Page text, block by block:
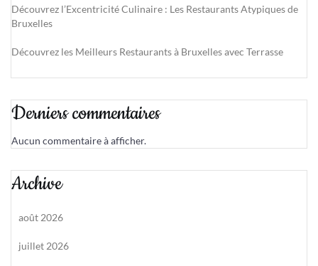
Découvrez l’Excentricité Culinaire : Les Restaurants Atypiques de
Bruxelles
Découvrez les Meilleurs Restaurants à Bruxelles avec Terrasse
Derniers commentaires
Aucun commentaire à afficher.
Archive
août 2026
juillet 2026